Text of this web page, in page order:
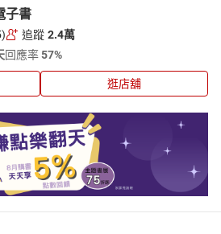
子書
追蹤 2.4萬
回應率57%
逛店舖